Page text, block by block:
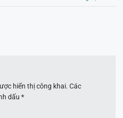
hiển thị công khai. Các
dấu *